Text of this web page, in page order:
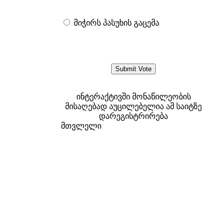
მიჭირს პასუხის გაცემა
ინტერაქტივში მონაწილეობის
მისაღებად აუცილებელია ამ საიტზე
დარეგისტრირება
მთვლელი